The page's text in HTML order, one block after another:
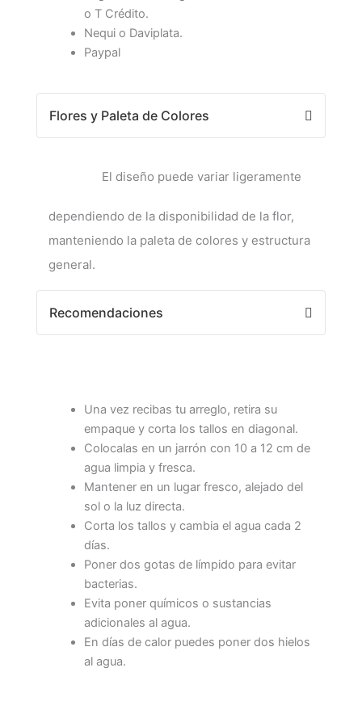
o T Crédito.
Nequi o Daviplata.
Paypal
Flores y Paleta de Colores
El diseño puede variar ligeramente
dependiendo de la disponibilidad de la flor,
manteniendo la paleta de colores y estructura
general.
Recomendaciones
Una vez recibas tu arreglo, retira su
empaque y corta los tallos en diagonal.
Colocalas en un jarrón con 10 a 12 cm de
agua limpia y fresca.
Mantener en un lugar fresco, alejado del
sol o la luz directa.
Corta los tallos y cambia el agua cada 2
días.
Poner dos gotas de límpido para evitar
bacterias.
Evita poner químicos o sustancias
adicionales al agua.
En días de calor puedes poner dos hielos
al agua.